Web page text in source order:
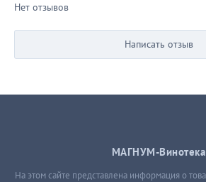
Нет отзывов
Написать отзыв
МАГНУМ-Винотека
На этом сайте представлена информация о